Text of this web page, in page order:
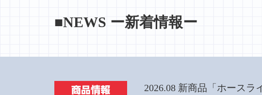
■NEWS ー新着情報ー
2026.08 新商品「ホースラ